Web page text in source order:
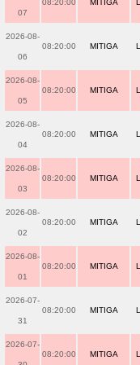
07
08:20:00 MITIGA
2026-08-
06
08:20:00 MITIGA
2026-08-
05
08:20:00 MITIGA
2026-08-
04
08:20:00 MITIGA
2026-08-
03
08:20:00 MITIGA
2026-08-
02
08:20:00 MITIGA
2026-08-
01
08:20:00 MITIGA
2026-07-
31
08:20:00 MITIGA
2026-07-
08:20:00 MITIGA